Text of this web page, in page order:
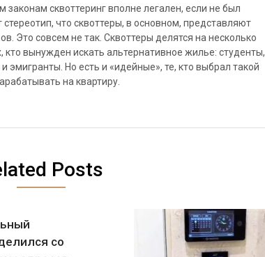
сквоттеринг вполне легален, если не был
что сквоттеры, в основном, представляют
Это совсем не так. Сквоттеры делятся на несколько
кто вынужден искать альтернативное жилье: студенты,
Но есть и «идейные», те, кто выбрал такой
на квартиру.
Posts
со